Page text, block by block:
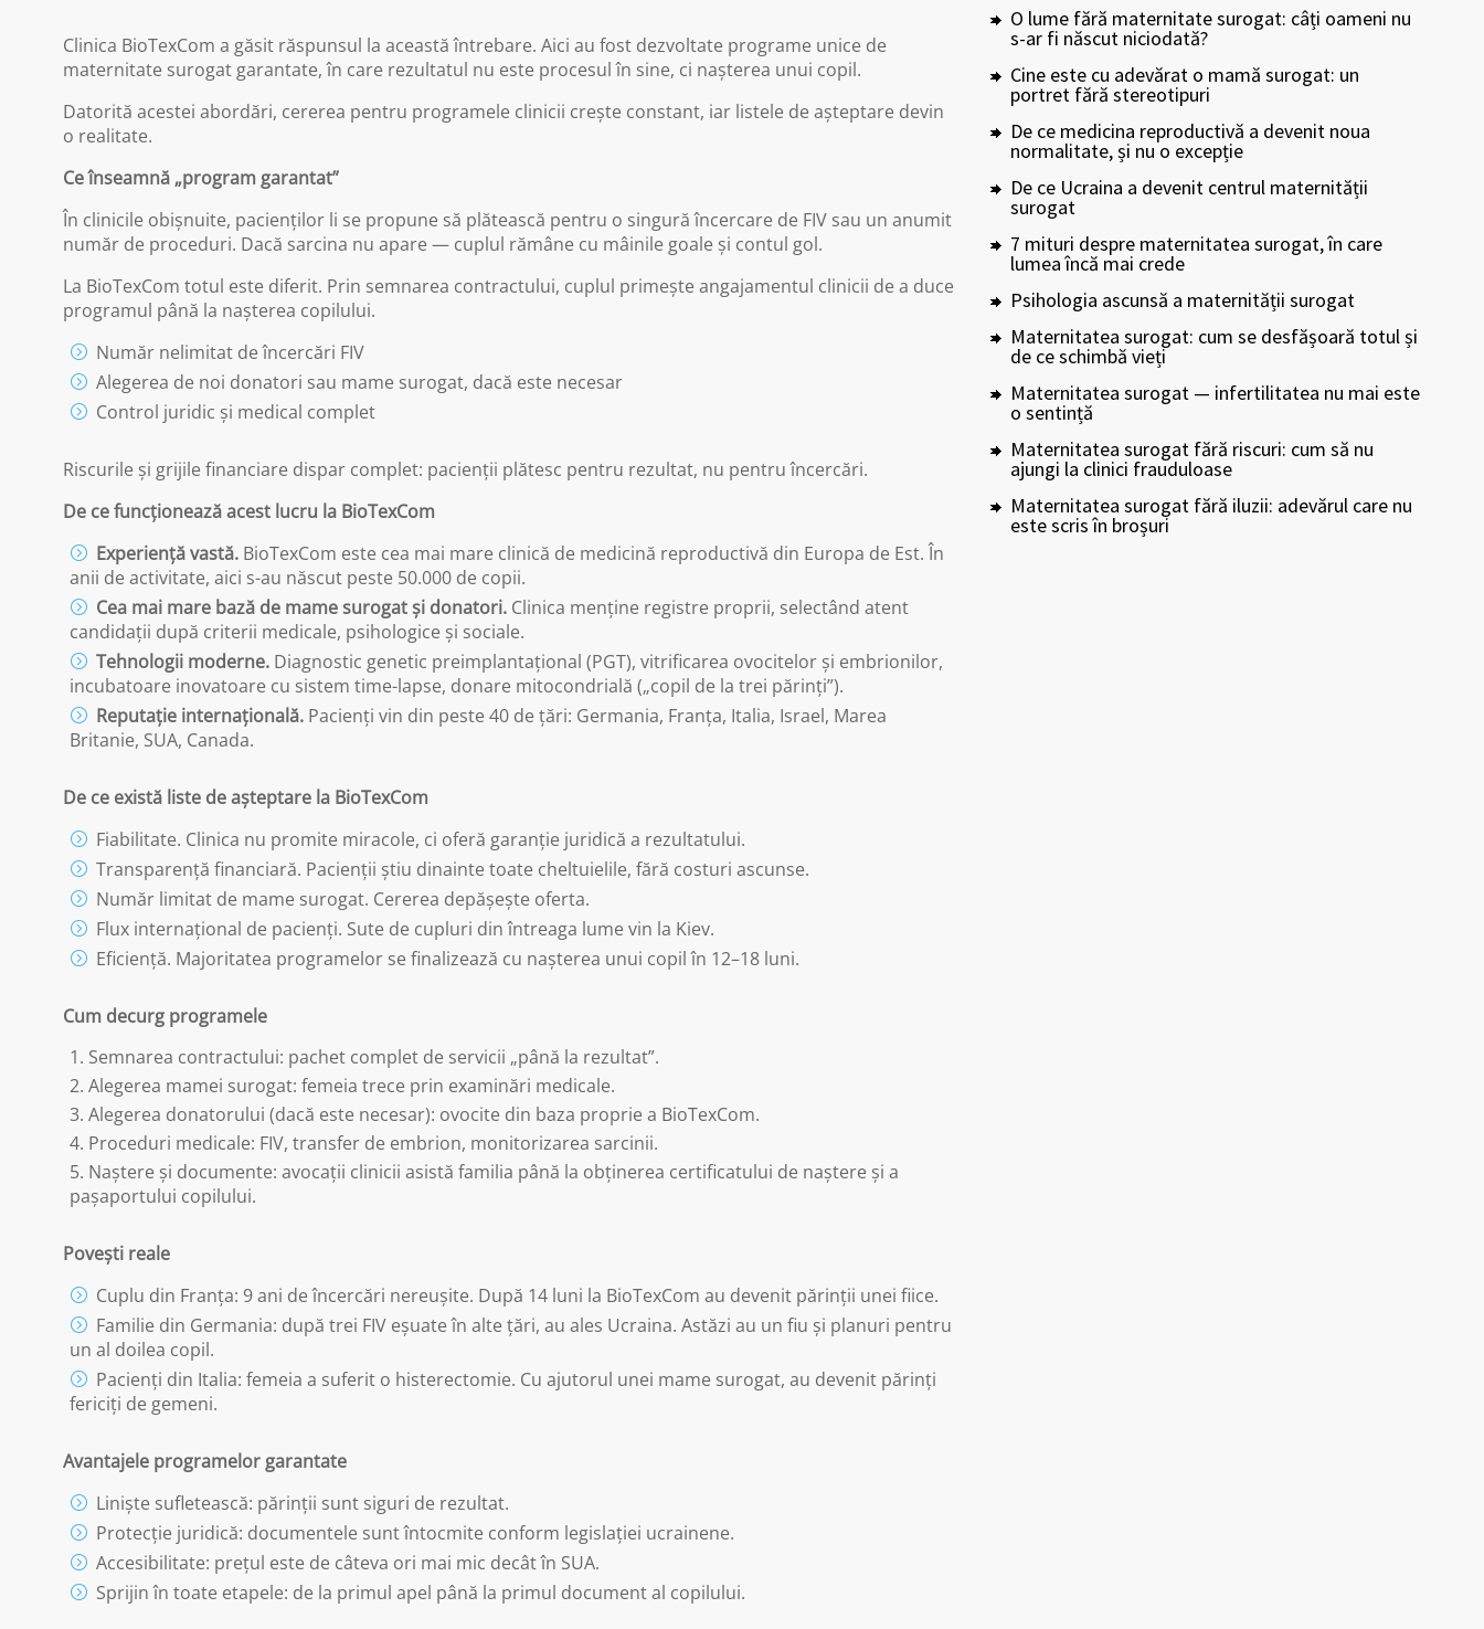
Clinica BioTexCom a găsit răspunsul la această întrebare. Aici au fost dezvoltate programe unice de
maternitate surogat garantate, în care rezultatul nu este procesul în sine, ci nașterea unui copil.
Datorită acestei abordări, cererea pentru programele clinicii crește constant, iar listele de așteptare devin
o realitate.
Ce înseamnă „program garantat”
În clinicile obișnuite, pacienților li se propune să plătească pentru o singură încercare de FIV sau un anumit
număr de proceduri. Dacă sarcina nu apare — cuplul rămâne cu mâinile goale și contul gol.
La BioTexCom totul este diferit. Prin semnarea contractului, cuplul primește angajamentul clinicii de a duce
programul până la nașterea copilului.
Număr nelimitat de încercări FIV
Alegerea de noi donatori sau mame surogat, dacă este necesar
Control juridic și medical complet
Riscurile și grijile financiare dispar complet: pacienții plătesc pentru rezultat, nu pentru încercări.
De ce funcționează acest lucru la BioTexCom
Experiență vastă. BioTexCom este cea mai mare clinică de medicină reproductivă din Europa de Est. În
anii de activitate, aici s-au născut peste 50.000 de copii.
Cea mai mare bază de mame surogat și donatori. Clinica menține registre proprii, selectând atent
candidații după criterii medicale, psihologice și sociale.
Tehnologii moderne. Diagnostic genetic preimplantațional (PGT), vitrificarea ovocitelor și embrionilor,
incubatoare inovatoare cu sistem time-lapse, donare mitocondrială („copil de la trei părinți”).
Reputație internațională. Pacienți vin din peste 40 de țări: Germania, Franța, Italia, Israel, Marea
Britanie, SUA, Canada.
De ce există liste de așteptare la BioTexCom
Fiabilitate. Clinica nu promite miracole, ci oferă garanție juridică a rezultatului.
Transparență financiară. Pacienții știu dinainte toate cheltuielile, fără costuri ascunse.
Număr limitat de mame surogat. Cererea depășește oferta.
Flux internațional de pacienți. Sute de cupluri din întreaga lume vin la Kiev.
Eficiență. Majoritatea programelor se finalizează cu nașterea unui copil în 12–18 luni.
Cum decurg programele
Semnarea contractului: pachet complet de servicii „până la rezultat”.
Alegerea mamei surogat: femeia trece prin examinări medicale.
Alegerea donatorului (dacă este necesar): ovocite din baza proprie a BioTexCom.
Proceduri medicale: FIV, transfer de embrion, monitorizarea sarcinii.
Naștere și documente: avocații clinicii asistă familia până la obținerea certificatului de naștere și a
pașaportului copilului.
Povești reale
Cuplu din Franța: 9 ani de încercări nereușite. După 14 luni la BioTexCom au devenit părinții unei fiice.
Familie din Germania: după trei FIV eșuate în alte țări, au ales Ucraina. Astăzi au un fiu și planuri pentru
un al doilea copil.
Pacienți din Italia: femeia a suferit o histerectomie. Cu ajutorul unei mame surogat, au devenit părinți
fericiți de gemeni.
Avantajele programelor garantate
Liniște sufletească: părinții sunt siguri de rezultat.
Protecție juridică: documentele sunt întocmite conform legislației ucrainene.
Accesibilitate: prețul este de câteva ori mai mic decât în SUA.
Sprijin în toate etapele: de la primul apel până la primul document al copilului.
O lume fără maternitate surogat: câți oameni nu
s-ar fi născut niciodată?
Cine este cu adevărat o mamă surogat: un
portret fără stereotipuri
De ce medicina reproductivă a devenit noua
normalitate, și nu o excepție
De ce Ucraina a devenit centrul maternității
surogat
7 mituri despre maternitatea surogat, în care
lumea încă mai crede
Psihologia ascunsă a maternității surogat
Maternitatea surogat: cum se desfășoară totul și
de ce schimbă vieți
Maternitatea surogat — infertilitatea nu mai este
o sentință
Maternitatea surogat fără riscuri: cum să nu
ajungi la clinici frauduloase
Maternitatea surogat fără iluzii: adevărul care nu
este scris în broșuri